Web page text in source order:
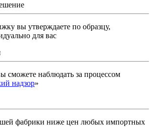
вы утверждаете по образцу,
для вас
сможете наблюдать за процессом
надзор»
фабрики ниже цен любых импортных